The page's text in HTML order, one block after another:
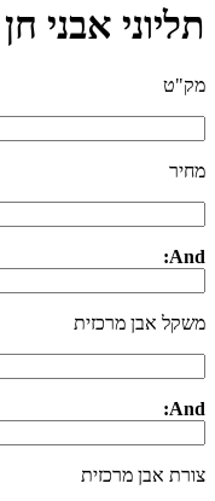
תליוני אבני חן
מק"ט
מחיר
And:
משקל אבן מרכזית
And:
צורת אבן מרכזית